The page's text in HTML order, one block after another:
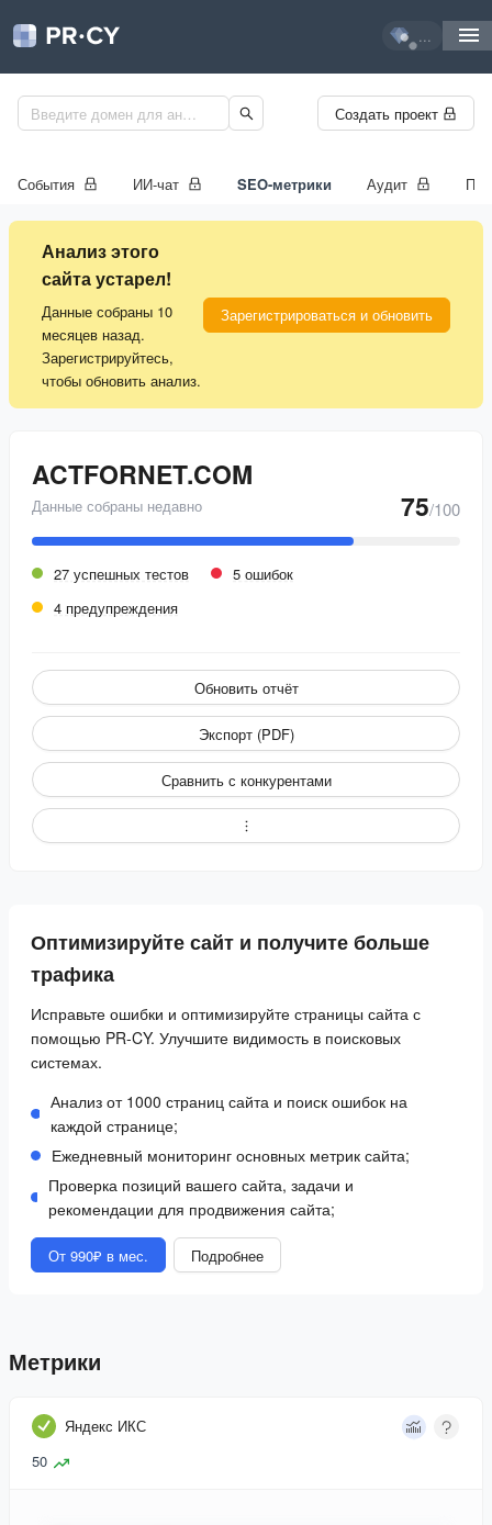
...
Создать проект
События ИИ-чат SEO-метрики Аудит
Анализ этого
сайта устарел!
Данные собраны 10
месяцев назад.
Зарегистрируйтесь,
чтобы обновить анализ.
Зарегистрироваться и обновить
ACTFORNET.COM
Данные собраны недавно 75/100
27 успешных тестов
5 ошибок
4 предупреждения
Обновить отчёт
Экспорт (PDF)
Сравнить с конкурентами
Оптимизируйте сайт и получите больше
трафика
Исправьте ошибки и оптимизируйте страницы сайта с
помощью PR-CY. Улучшите видимость в поисковых
системах.
Анализ от 1000 страниц сайта и поиск ошибок на
каждой странице;
Ежедневный мониторинг основных метрик сайта;
Проверка позиций вашего сайта, задачи и
рекомендации для продвижения сайта;
От 990₽ в мес. Подробнее
Метрики
Яндекс ИКС
50